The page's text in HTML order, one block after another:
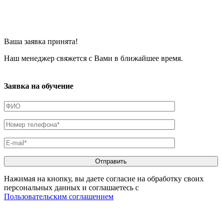
Ваша заявка принята!
Наш менеджер свяжется с Вами в ближайшее время.
Заявка на обучение
Нажимая на кнопку, вы даете согласие на обработку своих
персональных данных и соглашаетесь с
Пользовательским соглашением